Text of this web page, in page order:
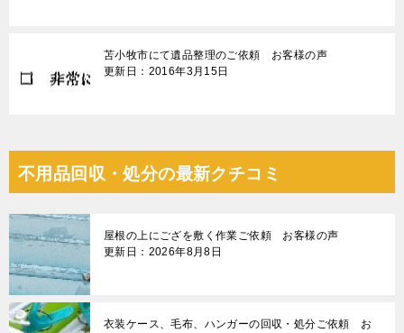
苫小牧市にて遺品整理のご依頼 お客様の声
更新日：2016年3月15日
不用品回収・処分の最新クチコミ
屋根の上にござを敷く作業ご依頼 お客様の声
更新日：2026年8月8日
衣装ケース、毛布、ハンガーの回収・処分ご依頼 お